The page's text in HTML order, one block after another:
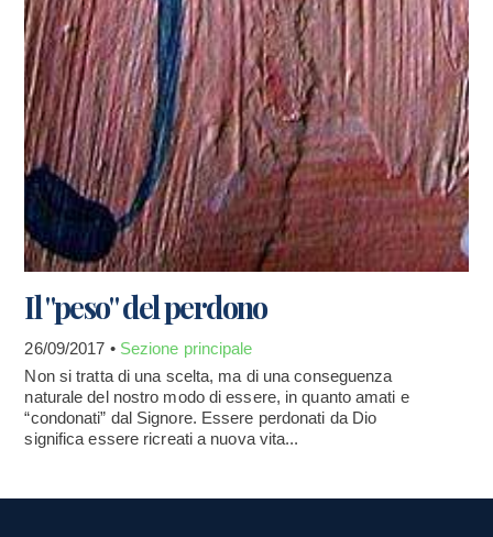
Il "peso" del perdono
26/09/2017 • Sezione principale
Non si tratta di una scelta, ma di una conseguenza
naturale del nostro modo di essere, in quanto amati e
“condonati” dal Signore. Essere perdonati da Dio
significa essere ricreati a nuova vita...